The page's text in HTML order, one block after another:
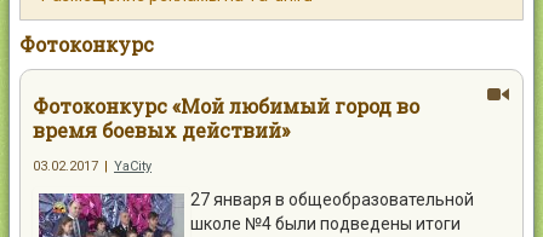
Контакты
Фотоконкурс
Фотоконкурс «Мой любимый город во
время боевых действий»
03.02.2017 | YaCity
27 января в общеобразовательной
школе №4 были подведены итоги